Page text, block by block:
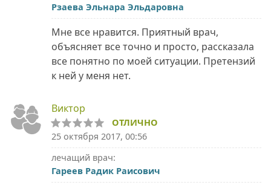
Рзаева Эльнара Эльдаровна
Мне все нравится. Приятный врач,
объясняет все точно и просто, рассказала
все понятно по моей ситуации. Претензий
к ней у меня нет.
Виктор
ОТЛИЧНО
25 октября 2017, 00:56
лечащий врач:
Гареев Радик Раисович